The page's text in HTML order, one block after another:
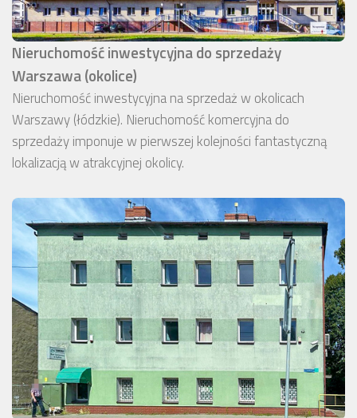
Nieruchomość inwestycyjna do sprzedaży
Warszawa (okolice)
Nieruchomość inwestycyjna na sprzedaż w okolicach
Warszawy (łódzkie). Nieruchomość komercyjna do
sprzedaży imponuje w pierwszej kolejności fantastyczną
lokalizacją w atrakcyjnej okolicy.